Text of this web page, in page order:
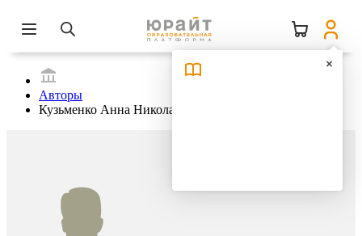
Авторы
Кузьменко Анна Николаевна